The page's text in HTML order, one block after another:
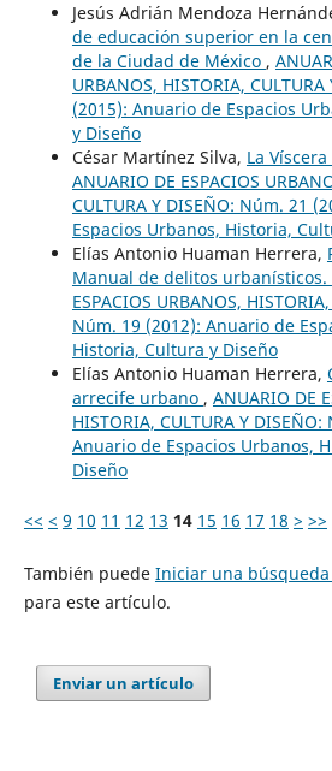
Jesús Adrián Mendoza
de educación superior en la
de la Ciudad de México ,
URBANOS, HISTORIA,
(2015): Anuario de Espacios
y Diseño
César Martínez Silva, La
ANUARIO DE ESPACIOS
CULTURA Y DISEÑO: Núm. 21
Espacios Urbanos, Historia,
Elías Antonio Huaman Herrera,
Manual de delitos urbanísticos.
ESPACIOS URBANOS,
Núm. 19 (2012): Anuario de
Historia, Cultura y Diseño
Elías Antonio Huaman Herrera,
arrecife urbano , ANUARIO DE
HISTORIA, CULTURA Y
Anuario de Espacios Urbanos,
Diseño
<< < 9 10 11 12 13 14 15 16 17 18 > >>
También puede Iniciar una
para este artículo.
Enviar un artículo